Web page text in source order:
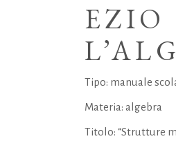
EZIO
Tipo: manuale
Materia: algebra
Titolo: “Strutture